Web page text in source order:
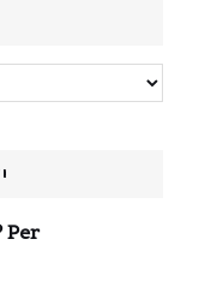
Per